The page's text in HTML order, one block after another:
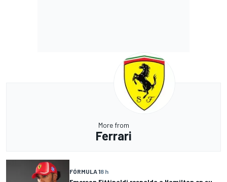
More from
Ferrari
FÓRMULA 18 h